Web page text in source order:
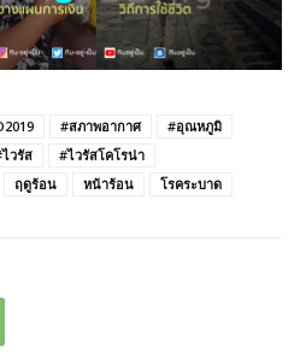
#สภาพอากาศ
#อุณหภูมิ
วรัส
#ไวรัสโคโรน่า
ฤดูร้อน หน้าร้อน โรคระบาด